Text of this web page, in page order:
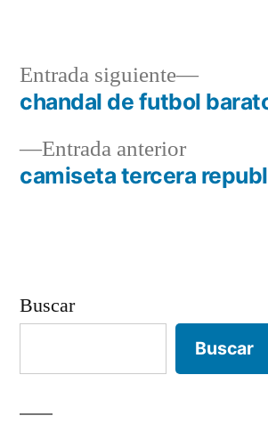
Navegación
deEntrada anteriorEntrada
anterior:
camiseta tercera
Entrada siguiente
Entrada
chandal de futbol
Buscar
Buscar